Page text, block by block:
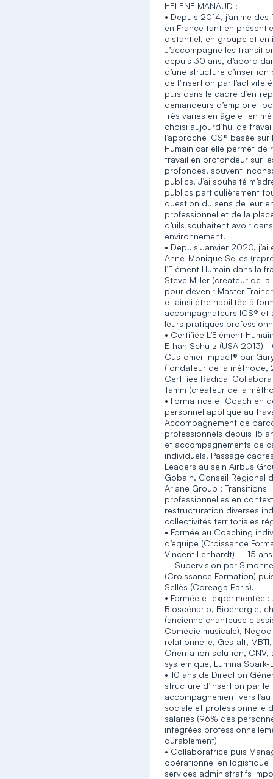
HELENE MANAUD :
• Depuis 2014, j’anime
en France tant en
distantiel, en groupe et en
J’accompagne les
depuis 30 ans, d’abord
d’une structure
de l’Insertion par l’activité
puis dans le cadre
demandeurs d’emploi et
très variés en âge et en
choisi aujourd’hui de
l’approche ICS® basée sur
Humain car elle permet de
travail en profondeur sur
profondes, souvent
publics. J’ai souhaité
publics particulièrement
question du sens de leur
professionnel et de la
q’uils souhaitent avoir
environnement.
• Depuis Janvier 2020,
Anne-Monique Sellès
l’Elément Humain dans la
Steve Miller (créateur de
pour devenir Master
et ainsi être habilitée à
accompagnateurs ICS® et
leurs pratiques
• Certifiée L’Elément
Ethan Schutz (USA 2013) -
Customer Impact® par
(fondateur de la méthode,
Certifiée Radical
Tamm (créateur de la
• Formatrice et Coach en
personnel appliqué au
Accompagnement de
professionnels depuis 15
et accompagnements de
individuels, Passage
Leaders au sein Airbus
Gobain, Conseil Régional
Ariane Group ; Transitions
professionnelles en
restructuration diverses
collectivités territoriales
• Formée au Coaching
d’équipe (Croissance
Vincent Lenhardt) – 15
– Supervision par
(Croissance Formation)
Sellès (Coreaga Paris).
• Formée et expérimentée :
Bioscénario, Bioénergie,
(ancienne chanteuse
Comédie musicale),
relationnelle, Gestalt,
Orientation solution, CNV,
systémique, Lumina
• 10 ans de Direction
structure d’insertion par le
accompagnement vers
sociale et professionnelle
salariés (96% des
intégrées
durablement)
• Collaboratrice puis
opérationnel en logistique
services administratifs